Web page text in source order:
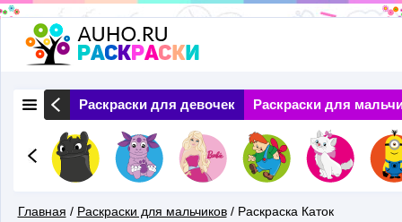
Перейти
к
основному
содержанию
Природа Раскраски для девочек Раскраски для
Главная / Раскраски для мальчиков / Раскраска Каток